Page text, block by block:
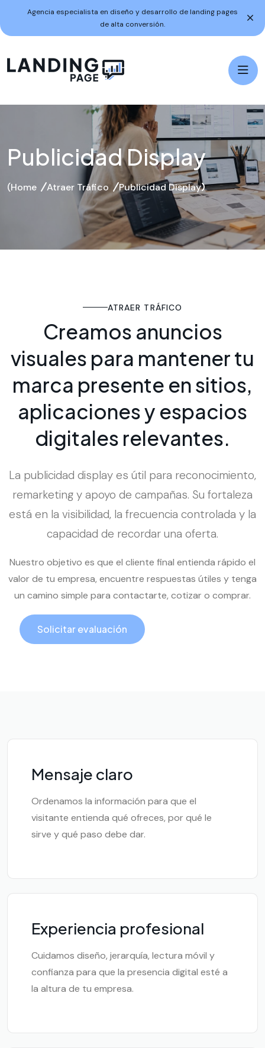
Agencia especialista en diseño y desarrollo de landing pages
de alta conversión.
Publicidad Display
Home Atraer Tráfico Publicidad Display
ATRAER TRÁFICO
Creamos anuncios
visuales para mantenertu
marca presente ensitios,
aplicacionesy espacios
digitales relevantes.
La publicidad display es útil para reconocimiento,
remarketing y apoyo de campañas. Su fortaleza
está en la visibilidad, la frecuencia controlada y la
capacidad de recordar una oferta.
Nuestro objetivo es que el cliente final entienda rápido el
valor de tu empresa, encuentre respuestas útiles y tenga
un camino simple para contactarte, cotizar o comprar.
Solicitar evaluación
Mensaje claro
Ordenamos la información para que el
visitante entienda qué ofreces, por qué le
sirve y qué paso debe dar.
Experiencia profesional
Cuidamos diseño, jerarquía, lectura móvil y
confianza para que la presencia digital esté a
la altura de tu empresa.